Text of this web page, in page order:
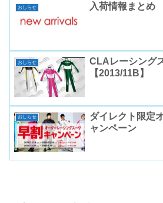
おしらせ 入荷情報まとめ
おしらせ
CLAレーシング
【2013/11B】
おしらせ
ダイレクト限定
ャンペーン